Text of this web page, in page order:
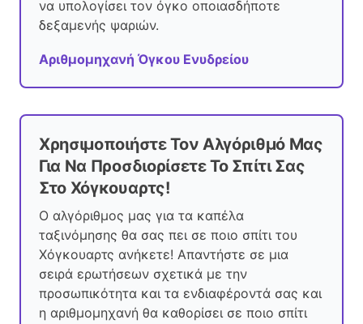
να υπολογίσει τον όγκο οποιασδήποτε
δεξαμενής ψαριών.
Αριθμομηχανή Όγκου Ενυδρείου
Χρησιμοποιήστε Τον Αλγόριθμό Μας
Για Να Προσδιορίσετε Το Σπίτι Σας
Στο Χόγκουαρτς!
Ο αλγόριθμος μας για τα καπέλα
ταξινόμησης θα σας πει σε ποιο σπίτι του
Χόγκουαρτς ανήκετε! Απαντήστε σε μια
σειρά ερωτήσεων σχετικά με την
προσωπικότητα και τα ενδιαφέροντά σας και
η αριθμομηχανή θα καθορίσει σε ποιο σπίτι